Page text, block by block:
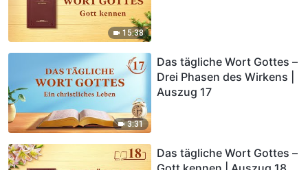
15:38
3:31
Das tägliche Wort Gottes –
Drei Phasen des Wirkens |
Auszug 17
Das tägliche Wort Gottes –